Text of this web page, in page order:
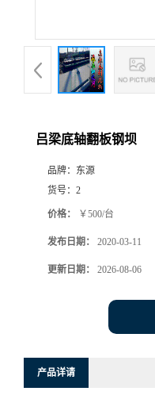
吕梁底轴翻板钢坝
品牌： 东源
货号： 2
价格： ￥500/台
发布日期： 2020-03-11
更新日期： 2026-08-06
产品详请